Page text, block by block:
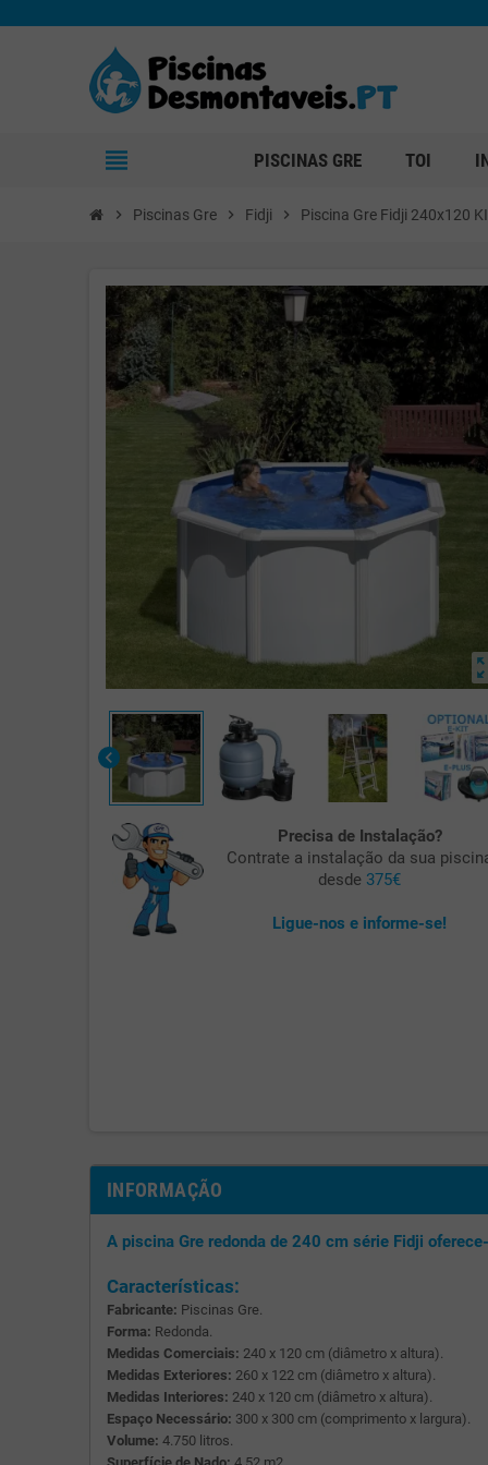
view_headline PISCINAS GRE TOI
chevron_right Piscinas Gre chevron_right Fidji chevron_right Piscina Gre Fidji 240x120
chevron_left
Precisa de Instalação?
Contrate a instalação da sua
desde 375€
Ligue-nos e informe-se!
INFORMAÇÃO
A piscina Gre redonda de 240 cm série Fidji
Características:
Fabricante: Piscinas Gre.
Forma: Redonda.
Medidas Comerciais: 240 x 120 cm (diâmetro x altura).
Medidas Exteriores: 260 x 122 cm (diâmetro x altura).
Medidas Interiores: 240 x 120 cm (diâmetro x altura).
Espaço Necessário: 300 x 300 cm (comprimento x largura).
Volume: 4.750 litros.